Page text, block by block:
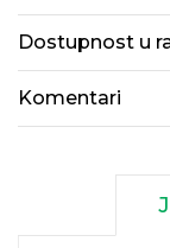
Dostupnost u
Komentari